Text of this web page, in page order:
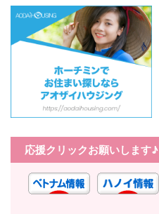
応援クリックお願いします♪